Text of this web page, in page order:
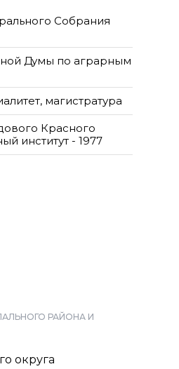
Собрания
Думы по аграрным
магистратура
Красного
институт - 1977
РАЙОНА И
округа